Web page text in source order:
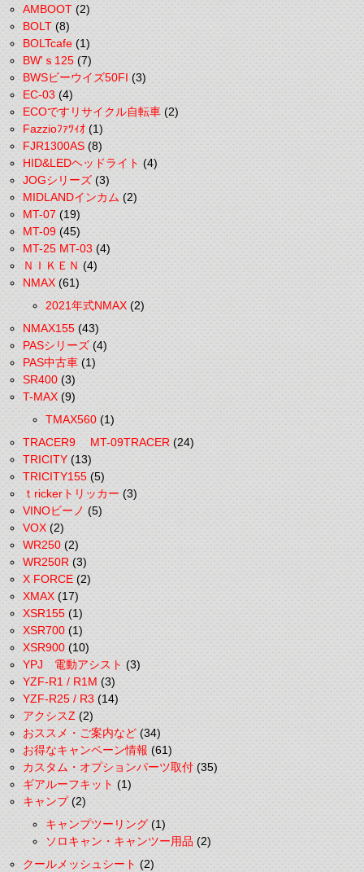
AMBOOT(2)
BOLT(8)
BOLTcafe(1)
BW'ｓ125(7)
BWSビーウイズ50FI(3)
EC-03(4)
ECOですリサイクル自転車(2)
Fazzioﾌｧﾂｨｵ(1)
FJR1300AS(8)
HID&LEDヘッドライト(4)
JOGシリーズ(3)
MIDLANDインカム(2)
MT-07(19)
MT-09(45)
MT-25 MT-03(4)
ＮＩＫＥＮ(4)
NMAX(61)
2021年式NMAX(2)
NMAX155(43)
PASシリーズ(4)
PAS中古車(1)
SR400(3)
T-MAX(9)
TMAX560(1)
TRACER9 MT-09TRACER(24)
TRICITY(13)
TRICITY155(5)
ｔrickerトリッカー(3)
VINOビーノ(5)
VOX(2)
WR250(2)
WR250R(3)
X FORCE(2)
XMAX(17)
XSR155(1)
XSR700(1)
XSR900(10)
YPJ 電動アシスト(3)
YZF-R1 / R1M(3)
YZF-R25 / R3(14)
アクシスZ(2)
おススメ・ご案内など(34)
お得なキャンペーン情報(61)
カスタム・オプションパーツ取付(35)
ギアルーフキット(1)
キャンプ(2)
キャンプツーリング(1)
ソロキャン・キャンツー用品(2)
クールメッシュシート(2)